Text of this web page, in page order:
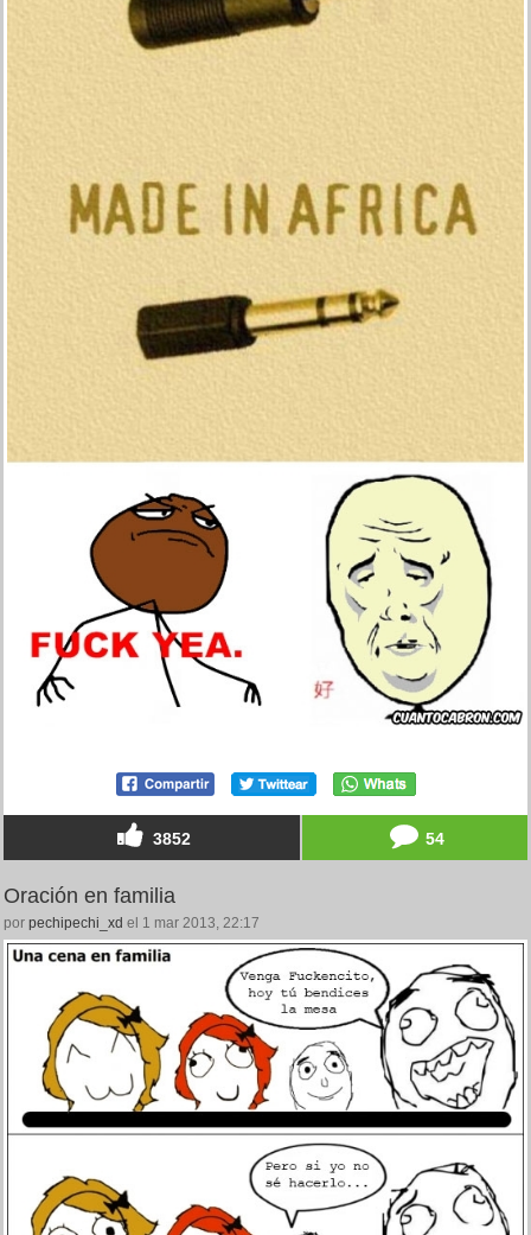
3852 54
Oración en familia
por pechipechi_xd el 1 mar 2013, 22:17